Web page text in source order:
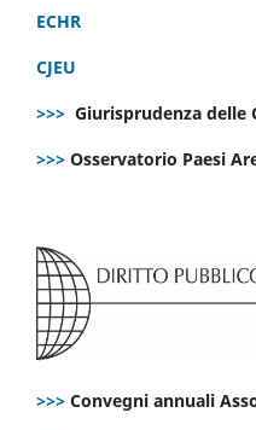
ECHR
CJEU
>>> Giurisprudenza delle
>>> Osservatorio Paesi
>>> Convegni annuali